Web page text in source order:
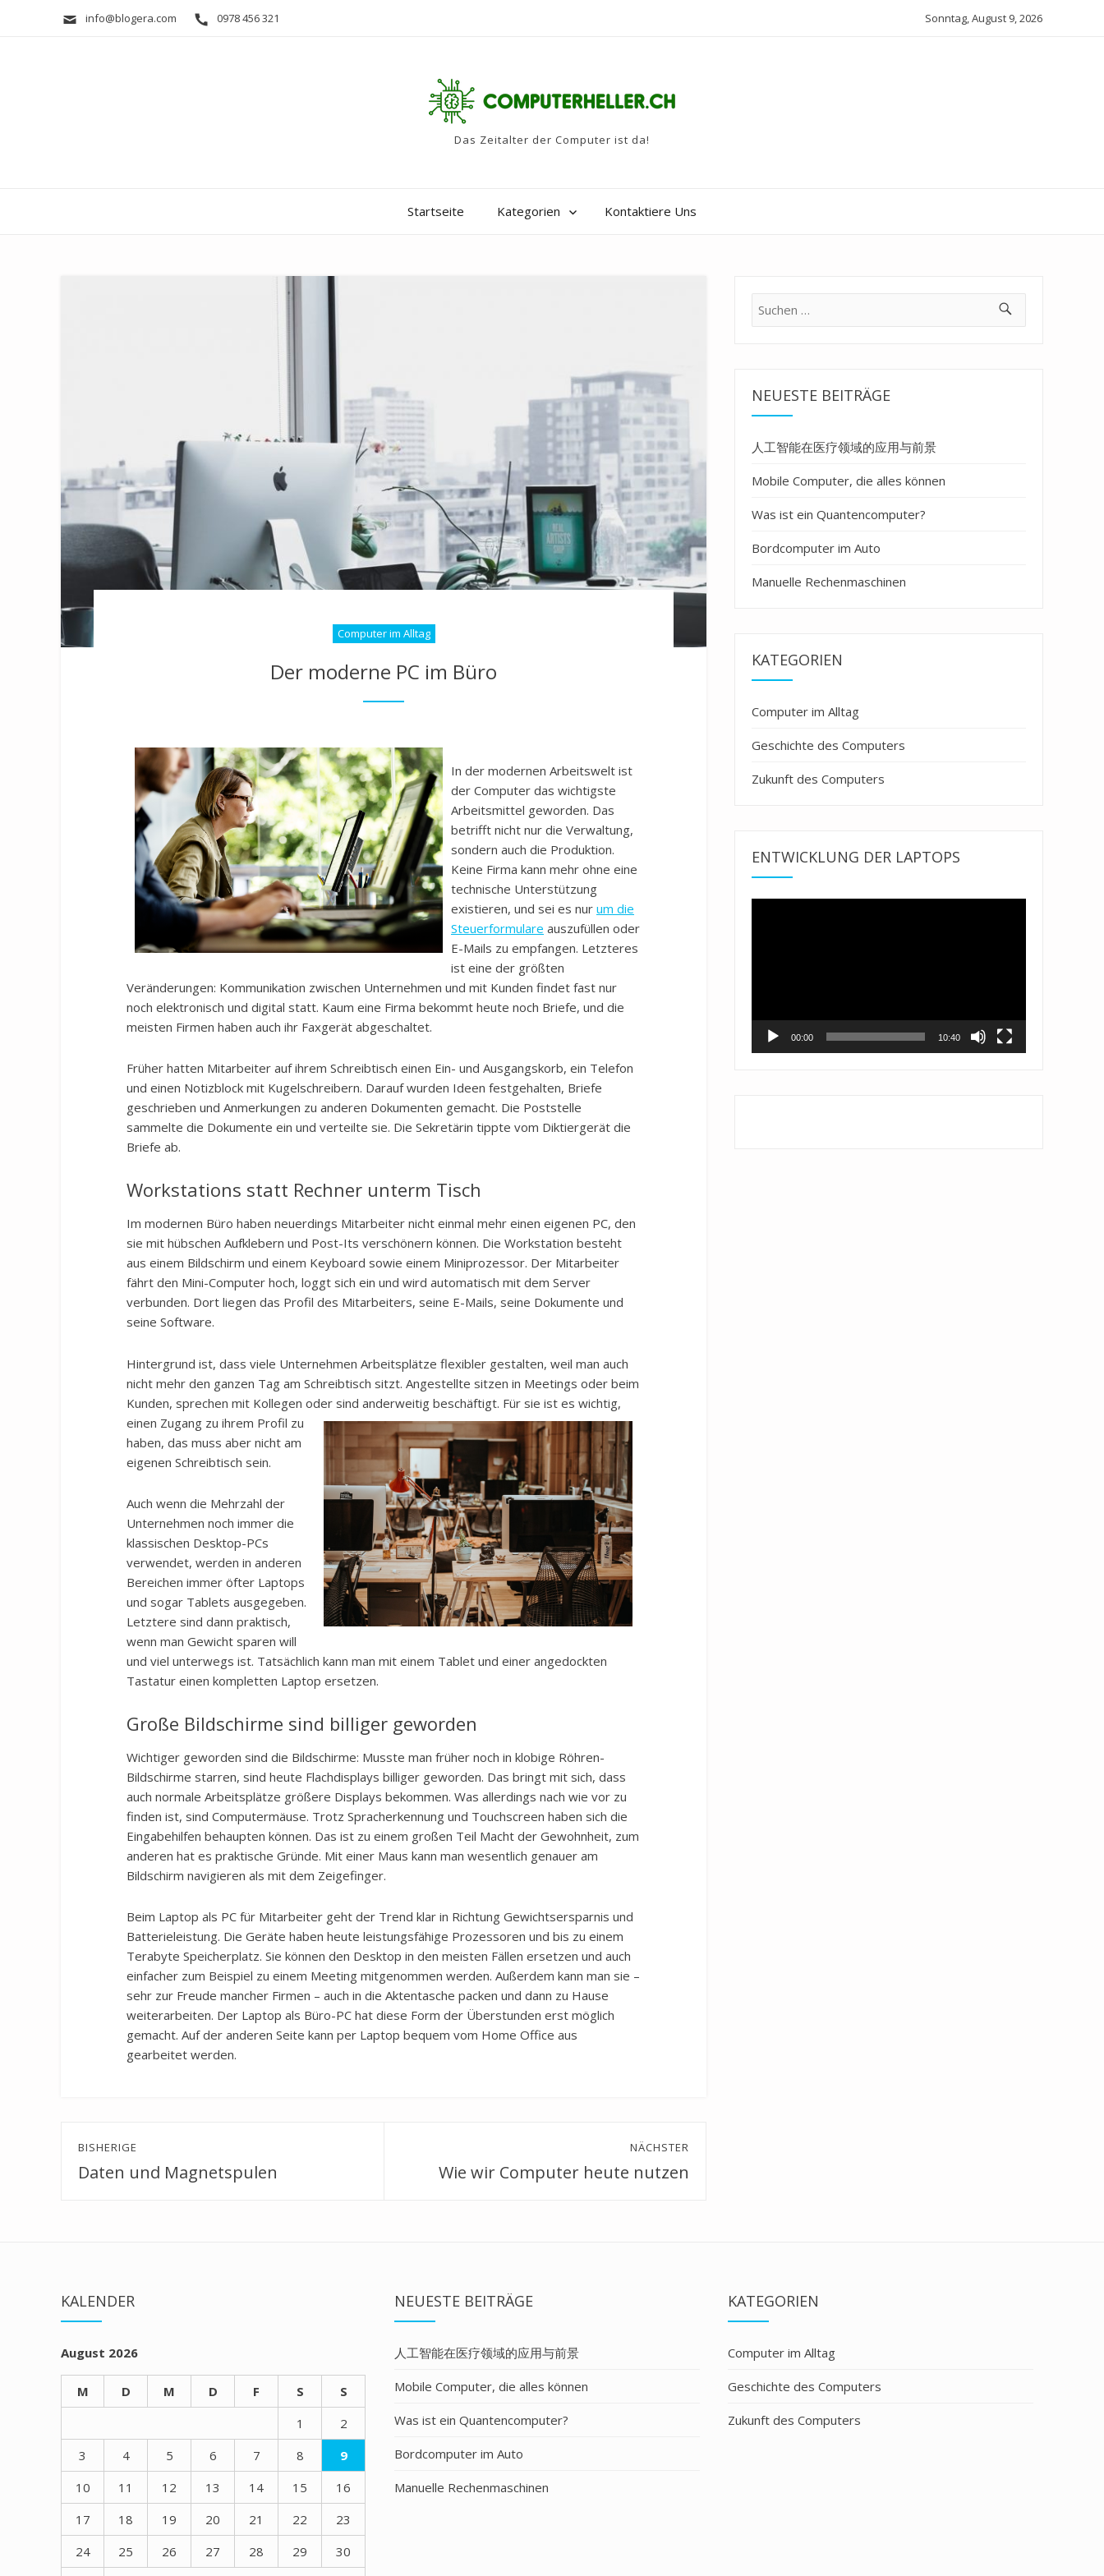
info@blogera.com 0978 456 321 Sonntag, August 9, 2026
Das Zeitalter der Computer ist da!
Startseite Kategorien Kontaktiere Uns
Computer im Alltag
Der moderne PC im Büro
In der modernen Arbeitswelt ist
der Computer das wichtigste
Arbeitsmittel geworden. Das
betrifft nicht nur die Verwaltung,
sondern auch die Produktion.
Keine Firma kann mehr ohne eine
technische Unterstützung
existieren, und sei es nur um die
Steuerformulare auszufüllen oder
E-Mails zu empfangen. Letzteres
ist eine der größten
Veränderungen: Kommunikation zwischen Unternehmen und mit Kunden findet fast nur
noch elektronisch und digital statt. Kaum eine Firma bekommt heute noch Briefe, und die
meisten Firmen haben auch ihr Faxgerät abgeschaltet.
Früher hatten Mitarbeiter auf ihrem Schreibtisch einen Ein- und Ausgangskorb, ein Telefon
und einen Notizblock mit Kugelschreibern. Darauf wurden Ideen festgehalten, Briefe
geschrieben und Anmerkungen zu anderen Dokumenten gemacht. Die Poststelle
sammelte die Dokumente ein und verteilte sie. Die Sekretärin tippte vom Diktiergerät die
Briefe ab.
Workstations statt Rechner unterm Tisch
Im modernen Büro haben neuerdings Mitarbeiter nicht einmal mehr einen eigenen PC, den
sie mit hübschen Aufklebern und Post-Its verschönern können. Die Workstation besteht
aus einem Bildschirm und einem Keyboard sowie einem Miniprozessor. Der Mitarbeiter
fährt den Mini-Computer hoch, loggt sich ein und wird automatisch mit dem Server
verbunden. Dort liegen das Profil des Mitarbeiters, seine E-Mails, seine Dokumente und
seine Software.
Hintergrund ist, dass viele Unternehmen Arbeitsplätze flexibler gestalten, weil man auch
nicht mehr den ganzen Tag am Schreibtisch sitzt. Angestellte sitzen in Meetings oder beim
Kunden, sprechen mit Kollegen oder sind anderweitig beschäftigt. Für sie ist es wichtig,
einen Zugang zu ihrem Profil zu
haben, das muss aber nicht am
eigenen Schreibtisch sein.
Auch wenn die Mehrzahl der
Unternehmen noch immer die
klassischen Desktop-PCs
verwendet, werden in anderen
Bereichen immer öfter Laptops
und sogar Tablets ausgegeben.
Letztere sind dann praktisch,
wenn man Gewicht sparen will
und viel unterwegs ist. Tatsächlich kann man mit einem Tablet und einer angedockten
Tastatur einen kompletten Laptop ersetzen.
Große Bildschirme sind billiger geworden
Wichtiger geworden sind die Bildschirme: Musste man früher noch in klobige Röhren-
Bildschirme starren, sind heute Flachdisplays billiger geworden. Das bringt mit sich, dass
auch normale Arbeitsplätze größere Displays bekommen. Was allerdings nach wie vor zu
finden ist, sind Computermäuse. Trotz Spracherkennung und Touchscreen haben sich die
Eingabehilfen behaupten können. Das ist zu einem großen Teil Macht der Gewohnheit, zum
anderen hat es praktische Gründe. Mit einer Maus kann man wesentlich genauer am
Bildschirm navigieren als mit dem Zeigefinger.
Beim Laptop als PC für Mitarbeiter geht der Trend klar in Richtung Gewichtsersparnis und
Batterieleistung. Die Geräte haben heute leistungsfähige Prozessoren und bis zu einem
Terabyte Speicherplatz. Sie können den Desktop in den meisten Fällen ersetzen und auch
einfacher zum Beispiel zu einem Meeting mitgenommen werden. Außerdem kann man sie –
sehr zur Freude mancher Firmen – auch in die Aktentasche packen und dann zu Hause
weiterarbeiten. Der Laptop als Büro-PC hat diese Form der Überstunden erst möglich
gemacht. Auf der anderen Seite kann per Laptop bequem vom Home Office aus
gearbeitet werden.
Beitragsnavigation
BISHERIGE
Previous
Daten und Magnetspulen
NÄCHSTER
Wie wir Computer heute nutzen
Suche
NEUESTE BEITRÄGE
人工智能在医疗领域的应用与前景
Mobile Computer, die alles können
Was ist ein Quantencomputer?
Bordcomputer im Auto
Manuelle Rechenmaschinen
KATEGORIEN
Computer im Alltag
Geschichte des Computers
Zukunft des Computers
ENTWICKLUNG DER LAPTOPS
00:00 10:40
KALENDER
August 2026
M D M D F S
S
1
2
3
4 5 6 7 8
9
10
11 12 13 14 15
16
17
18 19 20 21 22
23
24
25 26 27 28 29
30
NEUESTE BEITRÄGE
人工智能在医疗领域的应用与前景
Mobile Computer, die alles können
Was ist ein Quantencomputer?
Bordcomputer im Auto
Manuelle Rechenmaschinen
KATEGORIEN
Computer im Alltag
Geschichte des Computers
Zukunft des Computers